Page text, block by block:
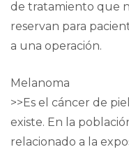
de tratamiento que
reservan para
a una operación.
Melanoma
>>Es el cáncer de
existe. En la
relacionado a la